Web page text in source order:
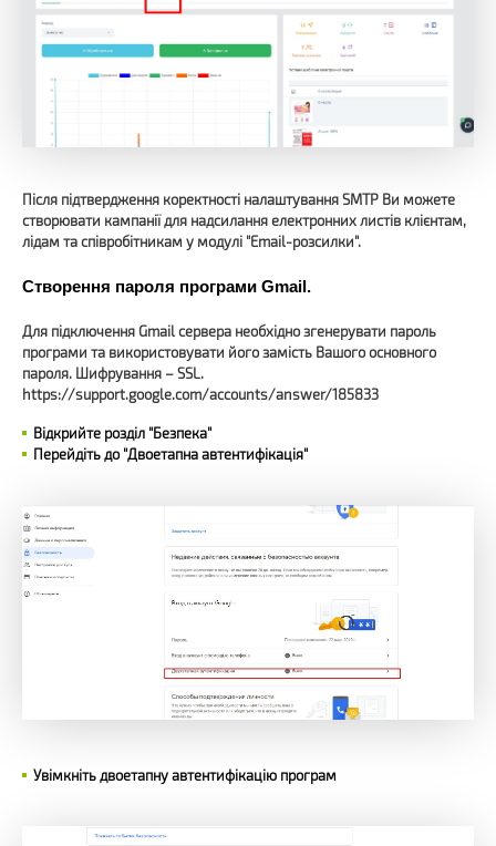
Після підтвердження коректності налаштування SMTP Ви можете
створювати кампанії для надсилання електронних листів клієнтам,
лідам та співробітникам у модулі "Email-розсилки".
Створення пароля програми Gmail.
Для підключення Gmail сервера необхідно згенерувати пароль
програми та використовувати його замість Вашого основного
пароля. Шифрування – SSL.
https://support.google.com/accounts/answer/185833
Відкрийте розділ "Безпека"
Перейдіть до "Двоетапна автентифікація"
Увімкніть двоетапну автентифікацію програм